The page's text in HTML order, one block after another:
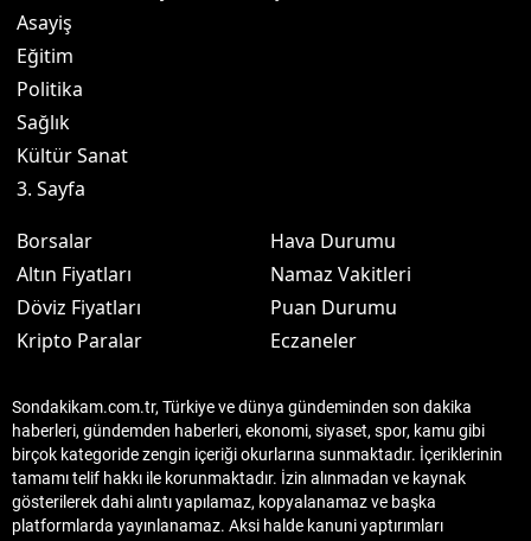
Asayiş
Eğitim
Politika
Sağlık
Kültür Sanat
3. Sayfa
Borsalar
Altın Fiyatları
Döviz Fiyatları
Kripto Paralar
Hava Durumu
Namaz Vakitleri
Puan Durumu
Eczaneler
Sondakikam.com.tr, Türkiye ve dünya gündeminden son dakika
haberleri, gündemden haberleri, ekonomi, siyaset, spor, kamu gibi
birçok kategoride zengin içeriği okurlarına sunmaktadır. İçeriklerinin
tamamı telif hakkı ile korunmaktadır. İzin alınmadan ve kaynak
gösterilerek dahi alıntı yapılamaz, kopyalanamaz ve başka
platformlarda yayınlanamaz. Aksi halde kanuni yaptırımları